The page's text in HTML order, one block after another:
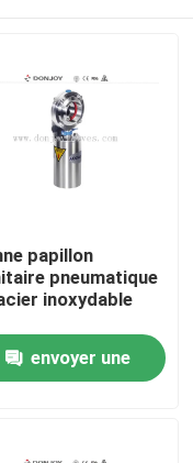
papillon
pneumatique
inoxydable
envoyer une